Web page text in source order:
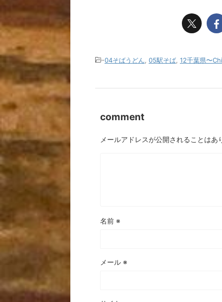
-04そばうどん 05駅そば 12千葉県〜
comment
メールアドレスが公開されることはあ
名前 ※
メール ※